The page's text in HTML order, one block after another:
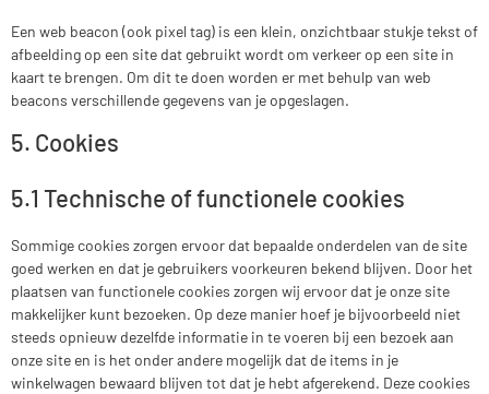
Een web beacon (ook pixel tag) is een klein, onzichtbaar stukje tekst of
afbeelding op een site dat gebruikt wordt om verkeer op een site in
kaart te brengen. Om dit te doen worden er met behulp van web
beacons verschillende gegevens van je opgeslagen.
5. Cookies
5.1 Technische of functionele cookies
Sommige cookies zorgen ervoor dat bepaalde onderdelen van de site
goed werken en dat je gebruikers voorkeuren bekend blijven. Door het
plaatsen van functionele cookies zorgen wij ervoor dat je onze site
makkelijker kunt bezoeken. Op deze manier hoef je bijvoorbeeld niet
steeds opnieuw dezelfde informatie in te voeren bij een bezoek aan
onze site en is het onder andere mogelijk dat de items in je
winkelwagen bewaard blijven tot dat je hebt afgerekend. Deze cookies